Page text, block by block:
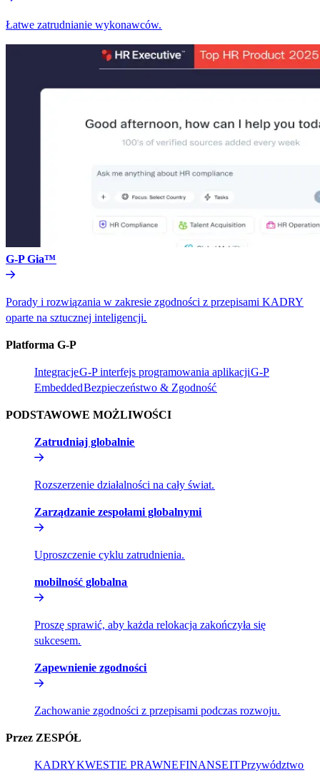
Łatwe zatrudnianie wykonawców.​​
G-P Gia™​​
Porady i rozwiązania w zakresie zgodności z przepisami KADRY
oparte na sztucznej inteligencji.​​
Platforma G-P​​
Integracje​​G-P interfejs programowania aplikacji​​G-P
Embedded​​Bezpieczeństwo & Zgodność​​
PODSTAWOWE MOŻLIWOŚCI​​
Zatrudniaj globalnie​​
Rozszerzenie działalności na cały świat.​​
Zarządzanie zespołami globalnymi​​
Uproszczenie cyklu zatrudnienia.​​
mobilność globalna​​
Proszę sprawić, aby każda relokacja zakończyła się
sukcesem.​​
Zapewnienie zgodności​​
Zachowanie zgodności z przepisami podczas rozwoju.​​
Przez ZESPÓŁ​​
KADRY​​KWESTIE PRAWNE​​FINANSE​​IT​​Przywództwo​​